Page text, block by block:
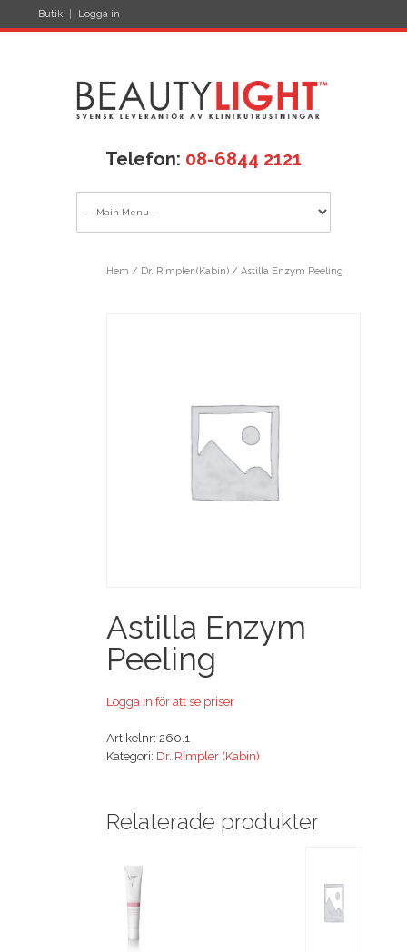
Butik Logga in
Telefon: 08-6844 2121
Hem / Dr. Rimpler (Kabin)/ Astilla Enzym Peeling
Astilla Enzym
Peeling
Logga in för att se priser
Artikelnr: 260.1
Kategori: Dr. Rimpler (Kabin)
Relaterade produkter